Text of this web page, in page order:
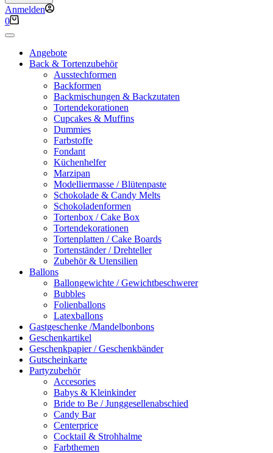
Anmelden
Warenkorb
0
Angebote
Back & Tortenzubehör
Ausstechformen
Backformen
Backmischungen & Backzutaten
Tortendekorationen
Cupcakes & Muffins
Dummies
Farbstoffe
Fondant
Küchenhelfer
Marzipan
Modelliermasse / Blütenpaste
Schokolade & Candy Melts
Schokoladenformen
Tortenbox / Cake Box
Tortendekorationen
Tortenplatten / Cake Boards
Tortenständer / Drehteller
Zubehör & Utensilien
Ballons
Ballongewichte / Gewichtbeschwerer
Bubbles
Folienballons
Latexballons
Gastgeschenke /Mandelbonbons
Geschenkartikel
Geschenkpapier / Geschenkbänder
Gutscheinkarte
Partyzubehör
Accesories
Babys & Kleinkinder
Bride to Be / Junggesellenabschied
Candy Bar
Centerprice
Cocktail & Strohhalme
Farbthemen